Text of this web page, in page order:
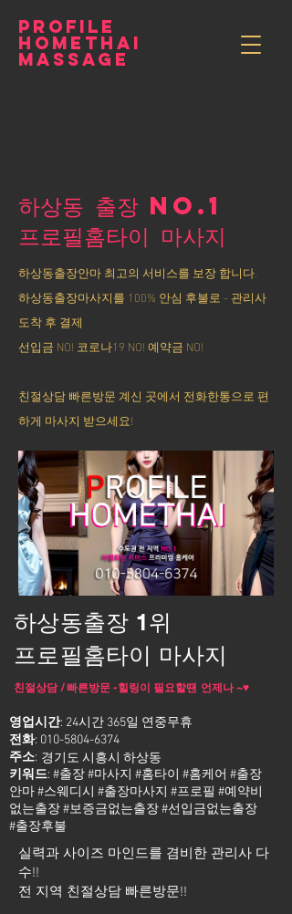
PROFILE
HOMETHAI
MASSAGE
하상동 출장 NO.1
​프로필홈타이 마사지
하상동출장안마 최고의 서비스를 보장 합니다.
하상동출장마사지를 100% 안심 후불로 - 관리사
도착 후 결제
선입금 NO! 코로나19 NO! 예약금 NO!
친절상담 빠른방문 계신 곳에서 전화한통으로 편
하게 마사지 받으세요!
하상동출장 1위
프로필홈타이 마사지
친절상담 / 빠른방문 -힐링이 필요할땐 언제나 ~♥
영업시간: 24시간 365일 연중무휴
전화: 010-5804-6374
주소:
키워드: #출장 #마사지 #홈타이 #홈케어 #출장
안마 #스웨디시 #출장마사지 #프로필 #예약비
없는출장 #보증금없는출장 #선입금없는출장
#출장후불
경기도 시흥시 하상동
실력과 사이즈 마인드를 겸비한 관리사 다
수!!
전 지역 친절상담 빠른방문!!